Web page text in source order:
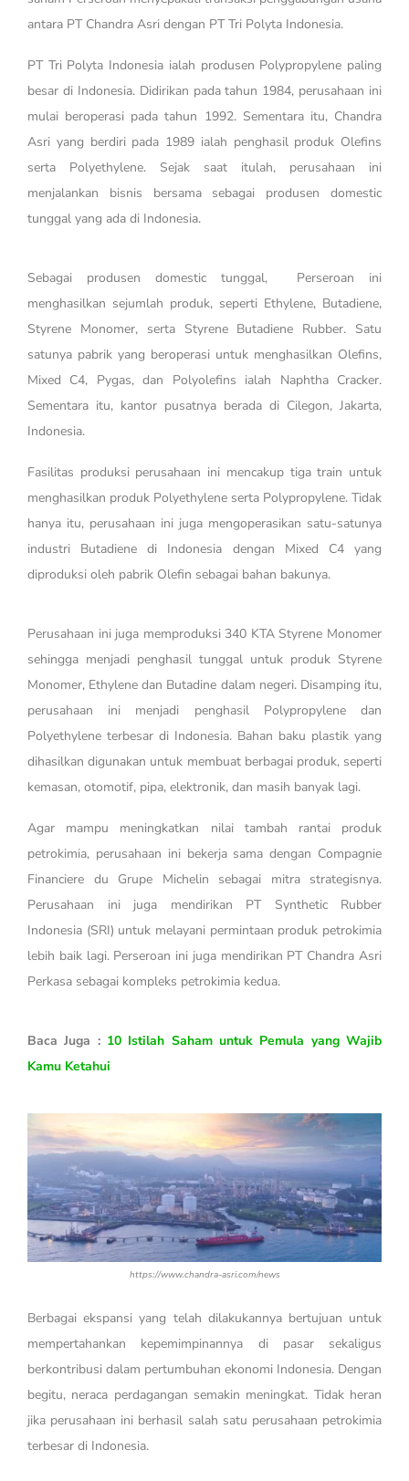
antara PT Chandra Asri dengan PT Tri Polyta Indonesia.
PT Tri Polyta Indonesia ialah produsen Polypropylene paling
besar di Indonesia. Didirikan pada tahun 1984, perusahaan ini
mulai beroperasi pada tahun 1992. Sementara itu, Chandra
Asri yang berdiri pada 1989 ialah penghasil produk Olefins
serta Polyethylene. Sejak saat itulah, perusahaan ini
menjalankan bisnis bersama sebagai produsen domestic
tunggal yang ada di Indonesia.
Sebagai produsen domestic tunggal, Perseroan ini
menghasilkan sejumlah produk, seperti Ethylene, Butadiene,
Styrene Monomer, serta Styrene Butadiene Rubber. Satu
satunya pabrik yang beroperasi untuk menghasilkan Olefins,
Mixed C4, Pygas, dan Polyolefins ialah Naphtha Cracker.
Sementara itu, kantor pusatnya berada di Cilegon, Jakarta,
Indonesia.
Fasilitas produksi perusahaan ini mencakup tiga train untuk
menghasilkan produk Polyethylene serta Polypropylene. Tidak
hanya itu, perusahaan ini juga mengoperasikan satu-satunya
industri Butadiene di Indonesia dengan Mixed C4 yang
diproduksi oleh pabrik Olefin sebagai bahan bakunya.
Perusahaan ini juga memproduksi 340 KTA Styrene Monomer
sehingga menjadi penghasil tunggal untuk produk Styrene
Monomer, Ethylene dan Butadine dalam negeri. Disamping itu,
perusahaan ini menjadi penghasil Polypropylene dan
Polyethylene terbesar di Indonesia. Bahan baku plastik yang
dihasilkan digunakan untuk membuat berbagai produk, seperti
kemasan, otomotif, pipa, elektronik, dan masih banyak lagi.
Agar mampu meningkatkan nilai tambah rantai produk
petrokimia, perusahaan ini bekerja sama dengan Compagnie
Financiere du Grupe Michelin sebagai mitra strategisnya.
Perusahaan ini juga mendirikan PT Synthetic Rubber
Indonesia (SRI) untuk melayani permintaan produk petrokimia
lebih baik lagi. Perseroan ini juga mendirikan PT Chandra Asri
Perkasa sebagai kompleks petrokimia kedua.
Baca Juga : 10 Istilah Saham untuk Pemula yang Wajib
Kamu Ketahui
https://www.chandra-asri.com/news
Berbagai ekspansi yang telah dilakukannya bertujuan untuk
mempertahankan kepemimpinannya di pasar sekaligus
berkontribusi dalam pertumbuhan ekonomi Indonesia. Dengan
begitu, neraca perdagangan semakin meningkat. Tidak heran
jika perusahaan ini berhasil salah satu perusahaan petrokimia
terbesar di Indonesia.